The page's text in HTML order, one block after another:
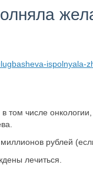
том числе
рублей
лечиться.